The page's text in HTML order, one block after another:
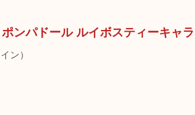
ンパドール ルイボスティーキャ
ン）